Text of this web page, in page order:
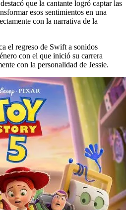
destacó que la cantante logró captar las
esos sentimientos en una
con la narrativa de la
el regreso de Swift a sonidos
con el que inició su carrera
con la personalidad de Jessie.